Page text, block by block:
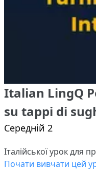
Italian LingQ
su tappi di
Середній 2
Італійської урок для
Почати вивчати цей